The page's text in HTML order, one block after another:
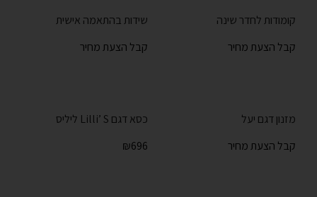
קומודות לחדר שינה
קבל הצעת מחיר
שידות בהתאמה אישית
קבל הצעת מחיר
מזנון דגם יעל
קבל הצעת מחיר
כסא דגם Lilli’ S ליליס
₪696